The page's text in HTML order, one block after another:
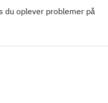
du oplever problemer på